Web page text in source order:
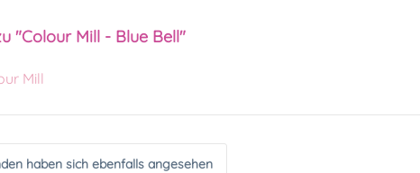
"Colour Mill - Blue Bell"
Mill
haben sich ebenfalls angesehen